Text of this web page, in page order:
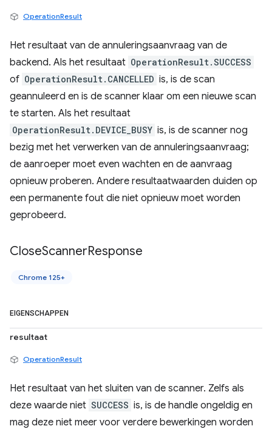
OperationResult
Het resultaat van de annuleringsaanvraag van de
backend. Als het resultaat OperationResult.SUCCESS
of OperationResult.CANCELLED is, is de scan
geannuleerd en is de scanner klaar om een ​​nieuwe scan
te starten. Als het resultaat
OperationResult.DEVICE_BUSY is, is de scanner nog
bezig met het verwerken van de annuleringsaanvraag;
de aanroeper moet even wachten en de aanvraag
opnieuw proberen. Andere resultaatwaarden duiden op
een permanente fout die niet opnieuw moet worden
geprobeerd.
CloseScannerResponse
Chrome 125+
EIGENSCHAPPEN
resultaat
OperationResult
Het resultaat van het sluiten van de scanner. Zelfs als
deze waarde niet SUCCESS is, is de handle ongeldig en
mag deze niet meer voor verdere bewerkingen worden